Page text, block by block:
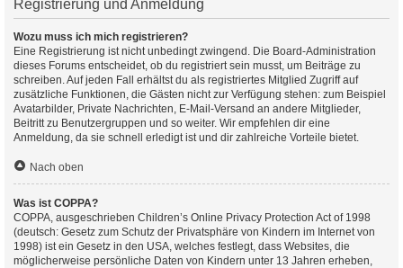
Registrierung und Anmeldung
Wozu muss ich mich registrieren?
Eine Registrierung ist nicht unbedingt zwingend. Die Board-Administration
dieses Forums entscheidet, ob du registriert sein musst, um Beiträge zu
schreiben. Auf jeden Fall erhältst du als registriertes Mitglied Zugriff auf
zusätzliche Funktionen, die Gästen nicht zur Verfügung stehen: zum Beispiel
Avatarbilder, Private Nachrichten, E-Mail-Versand an andere Mitglieder,
Beitritt zu Benutzergruppen und so weiter. Wir empfehlen dir eine
Anmeldung, da sie schnell erledigt ist und dir zahlreiche Vorteile bietet.
Nach oben
Was ist COPPA?
COPPA, ausgeschrieben Children’s Online Privacy Protection Act of 1998
(deutsch: Gesetz zum Schutz der Privatsphäre von Kindern im Internet von
1998) ist ein Gesetz in den USA, welches festlegt, dass Websites, die
möglicherweise persönliche Daten von Kindern unter 13 Jahren erheben,